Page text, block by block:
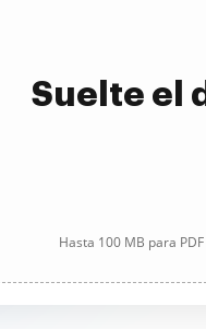
Suelte el
Hasta 100 MB para PDF